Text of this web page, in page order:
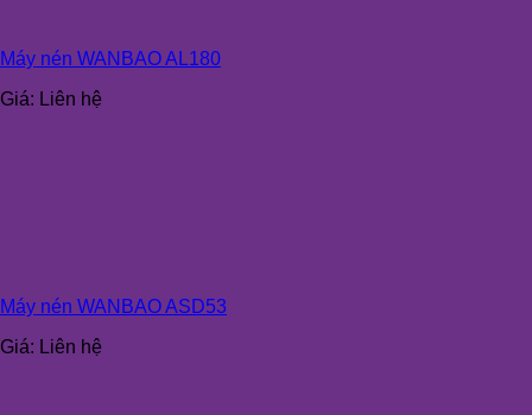
Máy nén WANBAO AL180
Giá: Liên hệ
Máy nén WANBAO ASD53
Giá: Liên hệ